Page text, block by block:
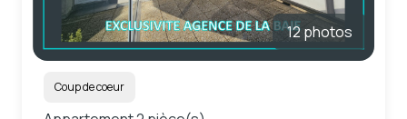
12 photos
Coup de coeur